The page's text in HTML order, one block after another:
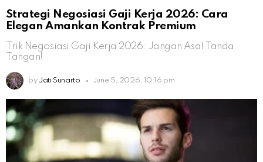
Strategi Negosiasi Gaji Kerja 2026: Cara
Elegan Amankan Kontrak Premium
Trik Negosiasi Gaji Kerja 2026: Jangan Asal Tanda
Tangan!
by Jati Sunarto June 5, 2026, 10:16 pm